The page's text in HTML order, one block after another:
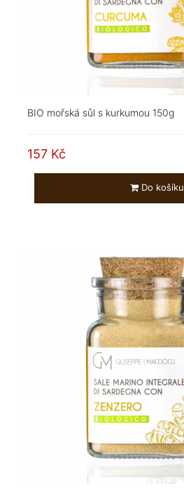
BIO mořská sůl s kurkumou 150g
157 Kč
Do košíku